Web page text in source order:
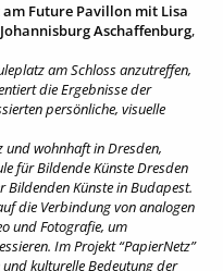
am Future Pavillon mit Lisa
Aschaffenburg,
am Schloss anzutreffen,
die Ergebnisse der
persönliche, visuelle
und wohnhaft in Dresden,
für Bildende Künste Dresden
Künste in Budapest.
die Verbindung von analogen
und Fotografie, um
Im Projekt “PapierNetz”
kulturelle Bedeutung der